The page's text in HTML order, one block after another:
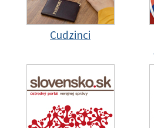
Cudzinci